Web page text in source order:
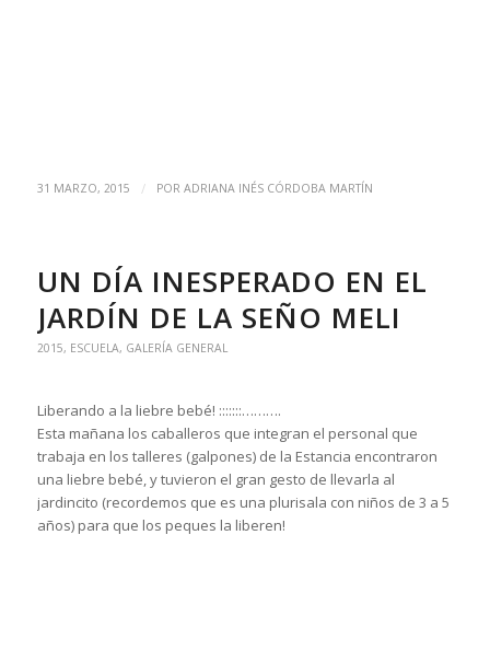
31 MARZO, 2015 / POR ADRIANA INÉS CÓRDOBA MARTÍN
UN DÍA INESPERADO EN EL
JARDÍN DE LA SEÑO MELI
2015, ESCUELA, GALERÍA GENERAL
Liberando a la liebre bebé! :::::::……….
Esta mañana los caballeros que integran el personal que
trabaja en los talleres (galpones) de la Estancia encontraron
una liebre bebé, y tuvieron el gran gesto de llevarla al
jardincito (recordemos que es una plurisala con niños de 3 a 5
años) para que los peques la liberen!